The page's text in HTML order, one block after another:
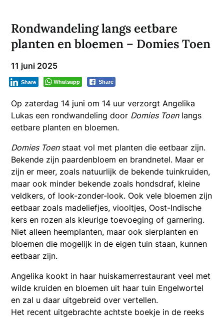
Rondwandeling langs eetbare
planten en bloemen – Domies Toen
11 juni 2025
Whatsapp Share
Share
Op zaterdag 14 juni om 14 uur verzorgt Angelika
Lukas een rondwandeling door Domies Toenlangs
eetbare planten en bloemen.
Domies Toenstaat vol met planten die eetbaar zijn.
Bekende zijn paardenbloem en brandnetel. Maar er
zijn er meer, zoals natuurlijk de bekende tuinkruiden,
maar ook minder bekende zoals hondsdraf, kleine
veldkers, of look-zonder-look. Ook vele bloemen zijn
eetbaar zoals madeliefjes, viooltjes, Oost-Indische
kers en rozen als kleurige toevoeging of garnering.
Niet alleen heemplanten, maar ook sierplanten en
bloemen die mogelijk in de eigen tuin staan, kunnen
eetbaar zijn.
Angelika kookt in haar huiskamerrestaurant veel met
wilde kruiden en bloemen uit haar tuin Engelwortel
en zal u daar uitgebreid over vertellen.
Het recent uitgebrachte achtste boekje in de reeks